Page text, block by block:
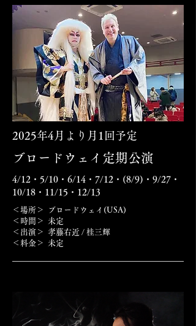
2025年4月より月1回予定
​ブロードウェイ定期公演
4/12・5/10・6/14・7/12・(8/9)・9/27・
10/18・11/15・12/13
＜場所＞ ブロードウェイ(USA)
＜時間＞ 未定
＜出演＞
孝藤右近 / 桂三輝
＜料金＞ 未定